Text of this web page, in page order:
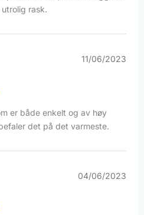
rask.
11/06/2023
er både enkelt og av høy
det på det varmeste.
04/06/2023